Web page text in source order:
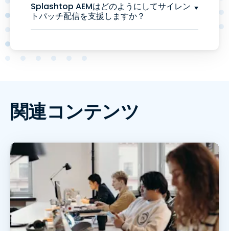
Splashtop AEMはどのようにしてサイレン
トパッチ配信を支援しますか？
関連コンテンツ